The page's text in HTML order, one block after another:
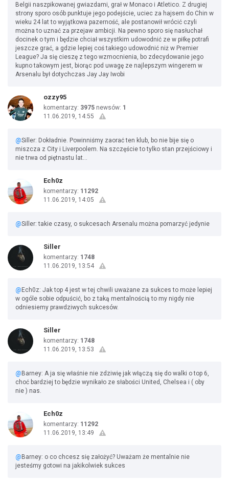
Belgii naszpikowanej gwiazdami, grał w Monaco i Atletico. Z drugiej
strony sporo osób punktuje jego podejście, uciec za hajsem do Chin w
wieku 24 lat to wyjątkowa pazerność, ale postanowił wrócić czyli
można to uznać za przejaw ambicji. Na pewno sporo się nasłuchał
docinek o tym i będzie chciał wszystkim udowodnić ze w piłkę potrafi
jeszcze grać, a gdzie lepiej coś takiego udowodnić niż w Premier
League? Ja się cieszę z tego wzmocnienia, bo zdecydowanie jego
kupno takowym jest, biorąc pod uwagę ze najlepszym wingerem w
Arsenalu był dotychczas Jay Jay Iwobi
ozzy95
komentarzy: 3975 newsów: 1
11.06.2019, 14:55
@Siller: Dokładnie. Powinniśmy zaorać ten klub, bo nie bije się o
miszcza z City i Liverpoolem. Na szczęście to tylko stan przejściowy i
nie trwa od piętnastu lat...
Ech0z
komentarzy: 11292
11.06.2019, 14:05
@Siller: takie czasy, o sukcesach Arsenalu można pomarzyć jedynie
Siller
komentarzy: 1748
11.06.2019, 13:54
@ Ech0z: Jak top 4 jest w tej chwili uważane za sukces to może lepiej
w ogóle sobie odpuścić, bo z taką mentalnością to my nigdy nie
odniesiemy prawdziwych sukcesów.
Siller
komentarzy: 1748
11.06.2019, 13:53
@ Barney: A ja się właśnie nie zdziwię jak włączą się do walki o top 6,
choć bardziej to będzie wynikało ze słabości United, Chelsea i ( oby
nie ) nas.
Ech0z
komentarzy: 11292
11.06.2019, 13:49
@ Barney: o co chcesz się założyć? Uważam że mentalnie nie
jesteśmy gotowi na jakikolwiek sukces